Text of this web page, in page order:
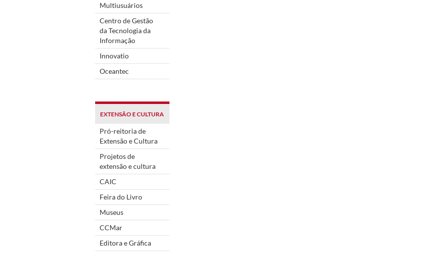
Multiusuários
Centro de Gestão
da Tecnologia da
Informação
Innovatio
Oceantec
EXTENSÃO E CULTURA
Pró-reitoria de
Extensão e Cultura
Projetos de
extensão e cultura
CAIC
Feira do Livro
Museus
CCMar
Editora e Gráfica